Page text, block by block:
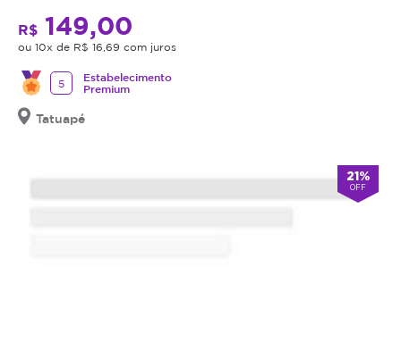
R$ 149,00
ou 10x de R$ 16,69 com juros
5
Estabelecimento
Premium
Tatuapé
21%
OFF